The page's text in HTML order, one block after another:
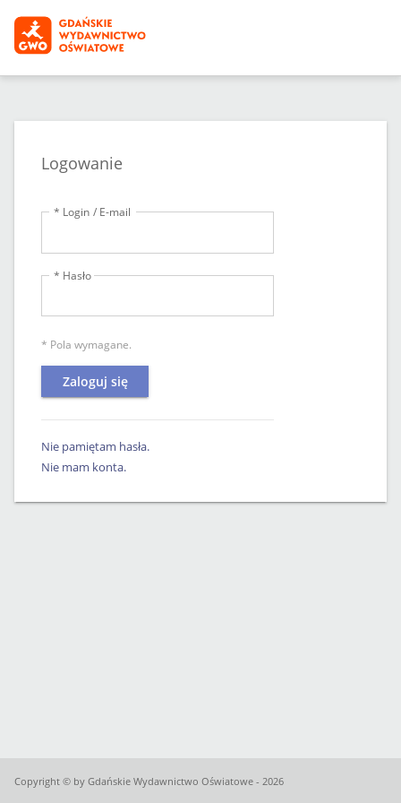
Logowanie
* Login / E-mail
* Hasło
* Pola wymagane.
Zaloguj się
Nie pamiętam hasła.
Nie mam konta.
Copyright © by Gdańskie Wydawnictwo Oświatowe - 2026